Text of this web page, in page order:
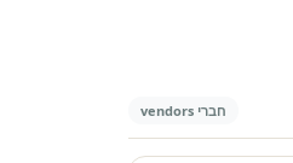
חברי vendors